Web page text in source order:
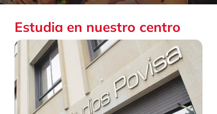
Estudia en nuestro centro